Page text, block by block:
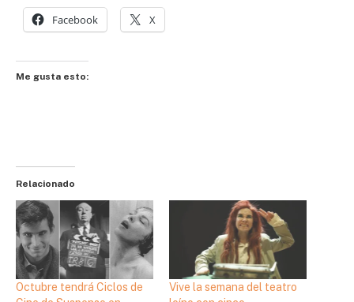
Facebook X
Me gusta esto:
Relacionado
Octubre tendrá Ciclos de
Vive la semana del teatro